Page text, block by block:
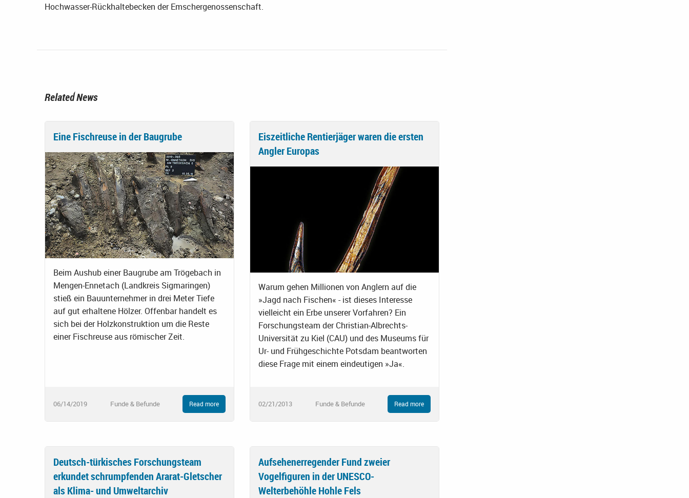
Hochwasser-Rückhaltebecken der Emschergenossenschaft.
Related News
Eine Fischreuse in der Baugrube
Beim Aushub einer Baugrube am Trögebach in
Mengen-Ennetach (Landkreis Sigmaringen)
stieß ein Bauunternehmer in drei Meter Tiefe
auf gut erhaltene Hölzer. Offenbar handelt es
sich bei der Holzkonstruktion um die Reste
einer Fischreuse aus römischer Zeit.
06/14/2019 Funde & Befunde Read more
Eiszeitliche Rentierjäger waren die ersten
Angler Europas
Warum gehen Millionen von Anglern auf die
»Jagd nach Fischen« - ist dieses Interesse
vielleicht ein Erbe unserer Vorfahren? Ein
Forschungsteam der Christian-Albrechts-
Universität zu Kiel (CAU) und des Museums für
Ur- und Frühgeschichte Potsdam beantworten
diese Frage mit einem eindeutigen »Ja«.
02/21/2013 Funde & Befunde Read more
Deutsch-türkisches Forschungsteam
erkundet schrumpfenden Ararat-Gletscher
als Klima- und Umweltarchiv
Aufsehenerregender Fund zweier
Vogelfiguren in der UNESCO-
Welterbehöhle Hohle Fels